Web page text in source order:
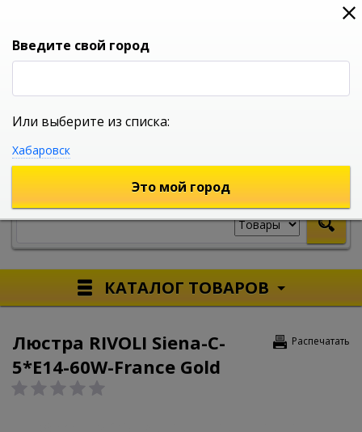
0
УНИВЕРСАЛЬНЫЙ ИНТЕРНЕТ МАГАЗИН
КАТАЛОГ ТОВАРОВ
Распечатать
Люстра RIVOLI Siena-C-
5*E14-60W-France Gold
Введите свой город
Или выберите из списка:
Хабаровск
Это мой город